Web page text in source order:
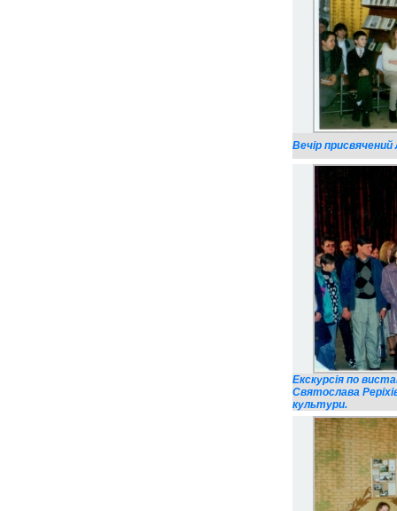
Вечір присвячений
Екскурсія по
Святослава
культури.